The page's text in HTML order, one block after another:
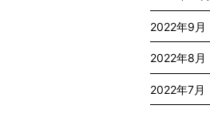
2022年9月
2022年8月
2022年7月